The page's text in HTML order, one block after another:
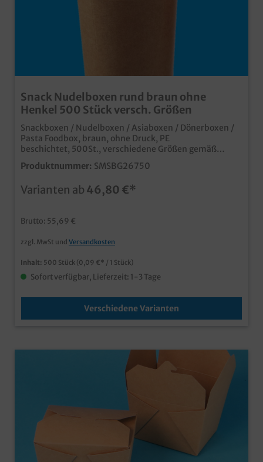
Snack Nudelboxen rund braun ohne
Henkel 500 Stück versch. Größen
Snackboxen / Nudelboxen / Asiaboxen / Dönerboxen /
Pasta Foodbox, braun, ohne Druck, PE
beschichtet, 500St., verschiedene Größen gemäß
Auswahl (16oz/ca. 500ml; 26oz/ca. 750ml) Heben Sie
Ihren Lieferdienst oder Ihr Essen zum Mitnehmen von
aus Hartpapier Runder Boden, eckiger Falt Verschluss
nachhaltiger Forstwirtschaft auch in Ihrem
Kundenservice
Produktnummer: SMSBG26750
Varianten ab 46,80 €*
Brutto: 55,69 €
zzgl. MwSt und Versandkosten
Inhalt: 500 Stück (0,09 €* / 1 Stück)
Sofort verfügbar, Lieferzeit: 1-3 Tage
Verschiedene Varianten